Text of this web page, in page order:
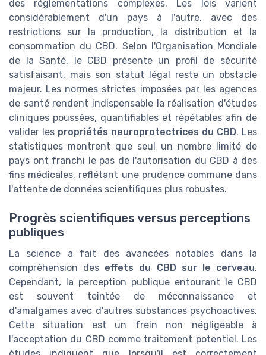
des réglementations complexes. Les lois varient
considérablement d'un pays à l'autre, avec des
restrictions sur la production, la distribution et la
consommation du CBD. Selon l'Organisation Mondiale
de la Santé, le CBD présente un profil de sécurité
satisfaisant, mais son statut légal reste un obstacle
majeur. Les normes strictes imposées par les agences
de santé rendent indispensable la réalisation d'études
cliniques poussées, quantifiables et répétables afin de
valider les propriétés neuroprotectrices du CBD. Les
statistiques montrent que seul un nombre limité de
pays ont franchi le pas de l'autorisation du CBD à des
fins médicales, reflétant une prudence commune dans
l'attente de données scientifiques plus robustes.
Progrès scientifiques versus perceptions
publiques
La science a fait des avancées notables dans la
compréhension des effets du CBD sur le cerveau.
Cependant, la perception publique entourant le CBD
est souvent teintée de méconnaissance et
d'amalgames avec d'autres substances psychoactives.
Cette situation est un frein non négligeable à
l'acceptation du CBD comme traitement potentiel. Les